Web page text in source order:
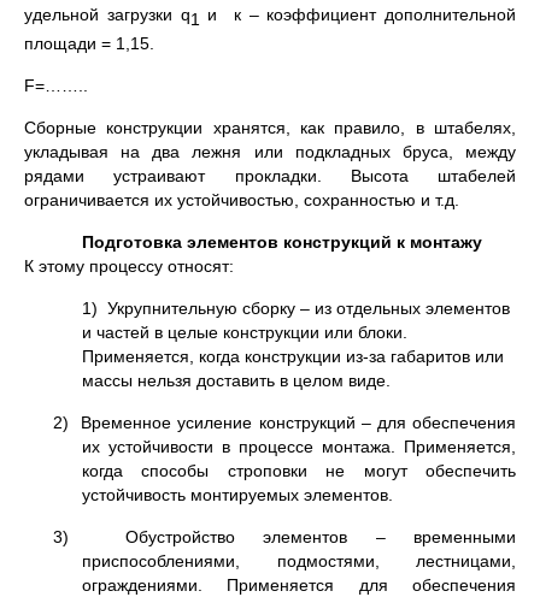
удельной загрузки q1
и ­ к – коэффициент дополнительной
площади = 1,15.
F=……..
Сборные конструкции хранятся, как правило, в штабелях,
укладывая на два лежня или подкладных бруса, между
рядами устраивают прокладки. Высота штабелей
ограничивается их устойчивостью, сохранностью и т.д.
Подготовка элементов конструкций к монтажу
К этому процессу относят:
1) Укрупнительную сборку – из отдельных элементов
и частей в целые конструкции или блоки.
Применяется, когда конструкции из-за габаритов или
массы нельзя доставить в целом виде.
2) Временное усиление конструкций – для обеспечения
их устойчивости в процессе монтажа. Применяется,
когда способы строповки не могут обеспечить
устойчивость монтируемых элементов.
3) Обустройство элементов – временными
приспособлениями, подмостями, лестницами,
ограждениями. Применяется для обеспечения